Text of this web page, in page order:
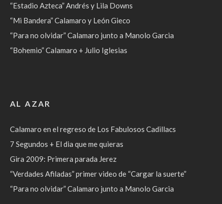
“Estadio Azteca” Andrés y Lila Downs
“Mi Bandera” Calamaro y León Gieco
“Para no olvidar” Calamaro junto a Manolo Garcia
“Bohemio” Calamaro + Julio Iglesias
AL AZAR
Calamaro en el regreso de Los Fabulosos Cadillacs
7 Segundos + El dia que me quieras
Gira 2009: Primera parada Jerez
“Verdades Afiladas” primer video de “Cargar la suerte”
“Para no olvidar” Calamaro junto a Manolo Garcia